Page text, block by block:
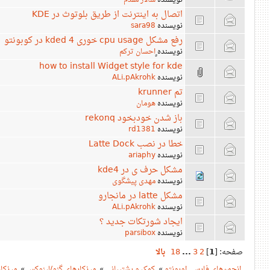
اتصال به اینترنت از طریق بلوتوث در KDE
نویسنده sara98
رفع مشکل cpu usage خوری kded 4 در کوبونتو
نویسندهٍاحسان ترکم
how to install Widget style for kde
نویسندهALi.pAkrohk
تم krunner
نویسندههومان
باز شدن خودبخود rekonq
نویسنده rd1381
خطا در نصب Latte Dock
نویسندهariaphy
مشکل حرف ی در kde4
نویسندهمهدی پیشگوی
مشکل latte در مانجارو
نویسندهALi.pAkrohk
ایجاد شورتکات جدید ؟
نویسندهparsibox
صفحه: [1
]
2
3
...
18 بالا